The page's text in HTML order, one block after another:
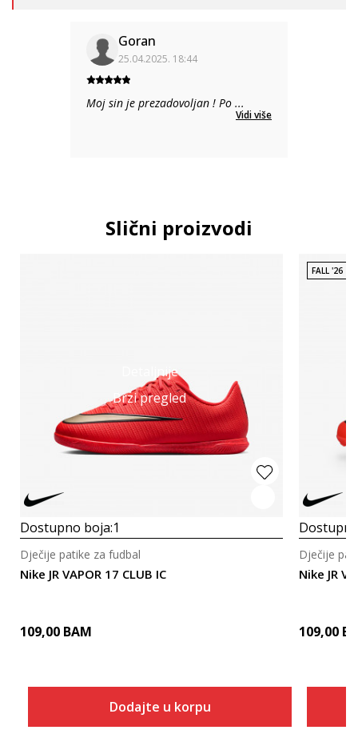
Goran
25.04.2025. 18:44
Moj sin je prezadovoljan ! Po ...
Vidi više
Slični proizvodi
Detaljnije
Brzi pregled
Dostupno boja:1
Nike JR VAPOR 17 CLUB IC
Dječije patike za fudbal
109,00 BAM
Dodajte u korpu
FALL '26
Nike JR
Dječije
109,00